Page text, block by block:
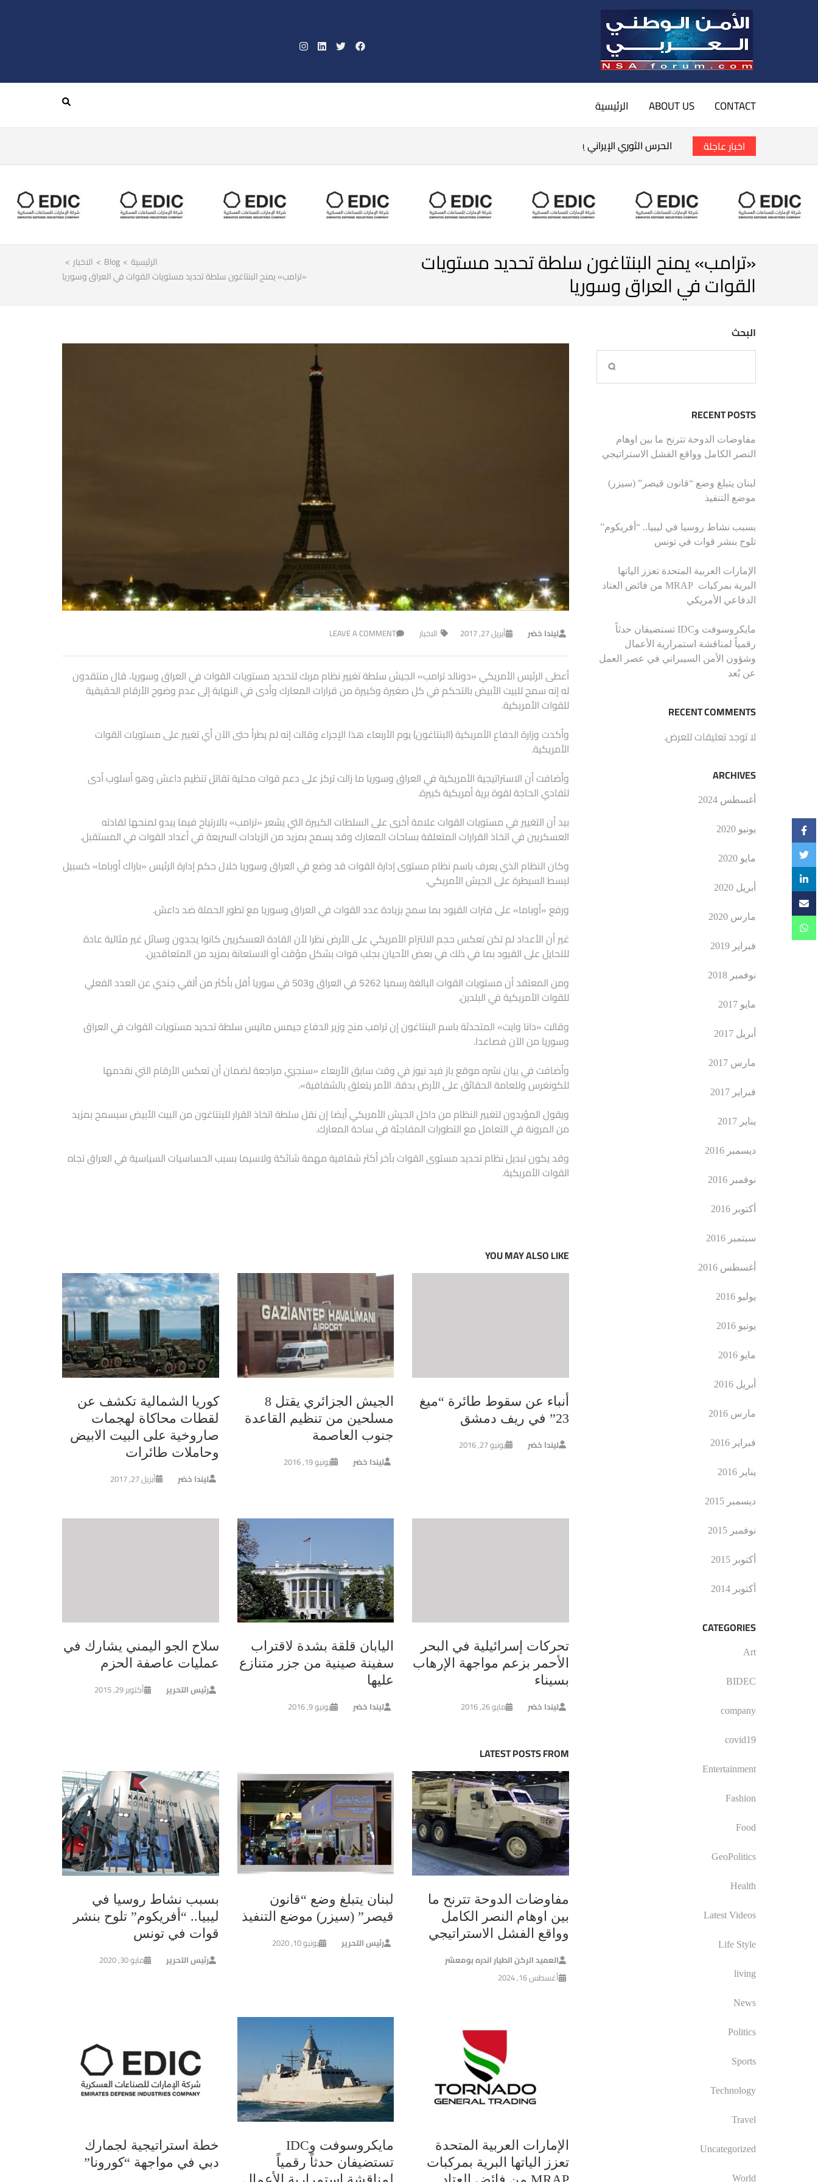
CONTACT
ABOUT US الرئيسية
اخبار عاجلة الحرس الثوري الإيراني يتوعد بقصف السفن الأمريكية في الخليج العربي
الرئيسية >
Blog
> الاخبار >
«ترامب» يمنح البنتاغون سلطة تحديد مستويات القوات في العراق وسوريا
«ترامب» يمنح البنتاغون سلطة تحديد مستويات
القوات في العراق وسوريا
ليندا خضر أبريل 27, 2017 الاخبار LEAVE A COMMENT
أعطى الرئيس الأمريكي «دونالد ترامب» الجيش سلطة تغيير نظام مربك لتحديد مستويات القوات في العراق وسوريا، قال منتقدون
له إنه سمح للبيت الأبيض بالتحكم في كل صغيرة وكبيرة من قرارات المعارك وأدى في النهاية إلى عدم وضوح الأرقام الحقيقية
للقوات الأمريكية.
وأكدت وزارة الدفاع الأمريكية (البنتاغون) يوم الأربعاء هذا الإجراء وقالت إنه لم يطرأ حتى الآن أي تغيير على مستويات القوات
الأمريكية.
وأضافت أن الاستراتيجية الأمريكية في العراق وسوريا ما زالت تركز على دعم قوات محلية تقاتل تنظيم داعش وهو أسلوب أدى
لتفادي الحاجة لقوة برية أمريكية كبيرة.
بيد أن التغيير في مستويات القوات علامة أخرى على السلطات الكبيرة التي يشعر «ترامب» بالارتياح فيما يبدو لمنحها لقادته
العسكريين في اتخاذ القرارات المتعلقة بساحات المعارك وقد يسمح بمزيد من الزيادات السريعة في أعداد القوات في المستقبل.
وكان النظام الذي يعرف باسم نظام مستوى إدارة القوات قد وضع في العراق وسوريا خلال حكم إدارة الرئيس «باراك أوباما» كسبيل
لبسط السيطرة على الجيش الأمريكي.
ورفع «أوباما» على فترات القيود بما سمح بزيادة عدد القوات في العراق وسوريا مع تطور الحملة ضد داعش.
غير أن الأعداد لم تكن تعكس حجم الالتزام الأمريكي على الأرض نظرا لأن القادة العسكريين كانوا يجدون وسائل غير مثالية عادة
للتحايل على القيود بما في ذلك في بعض الأحيان بجلب قوات بشكل مؤقت أو الاستعانة بمزيد من المتعاقدين.
ومن المعتقد أن مستويات القوات البالغة رسميا 5262 في العراق و503 في سوريا أقل بأكثر من ألفي جندي عن العدد الفعلي
للقوات الأمريكية في البلدين.
وقالت «دانا وايت» المتحدثة باسم البنتاغون إن ترامب منح وزير الدفاع جيمس ماتيس سلطة تحديد مستويات القوات في العراق
وسوريا من الآن فصاعدا.
وأضافت في بيان نشره موقع باز فيد نيوز في وقت سابق الأربعاء «سنجري مراجعة لضمان أن تعكس الأرقام التي نقدمها
للكونغرس وللعامة الحقائق على الأرض بدقة. الأمر يتعلق بالشفافية».
ويقول المؤيدون لتغيير النظام من داخل الجيش الأمريكي أيضا إن نقل سلطة اتخاذ القرار للبنتاغون من البيت الأبيض سيسمح بمزيد
من المرونة في التعامل مع التطورات المفاجئة في ساحة المعارك.
وقد يكون تبديل نظام تحديد مستوى القوات بآخر أكثر شفافية مهمة شائكة ولاسيما بسبب الحساسيات السياسية في العراق تجاه
القوات الأمريكية.
YOU MAY ALSO LIKE
أنباء عن سقوط طائرة “ميغ
23” في ريف دمشق
ليندا خضر يونيو 27, 2016
الجيش الجزائري يقتل 8
مسلحين من تنظيم القاعدة
جنوب العاصمة
ليندا خضر يونيو 19, 2016
كوريا الشمالية تكشف عن
لقطات محاكاة لهجمات
صاروخية على البيت الابيض
وحاملات طائرات
ليندا خضر أبريل 27, 2017
تحركات إسرائيلية في البحر
الأحمر بزعم مواجهة الإرهاب
بسيناء
ليندا خضر مايو 26, 2016
اليابان قلقة بشدة لاقتراب
سفينة صينية من جزر متنازع
عليها
ليندا خضر يونيو 9, 2016
سلاح الجو اليمني يشارك في
عمليات عاصفة الحزم
رئيس التحرير أكتوبر 29, 2015
LATEST POSTS FROM
مفاوضات الدوحة تترنح ما
بين اوهام النصر الكامل
وواقع الفشل الاستراتيجي
العميد الركن الطيار اندره بومعشر
أغسطس 16, 2024
لبنان يتبلغ وضع “قانون
قيصر” (سيزر) موضع التنفيذ
رئيس التحرير يونيو 10, 2020
بسبب نشاط روسيا في
ليبيا.. “أفريكوم” تلوح بنشر
قوات في تونس
رئيس التحرير مايو 30, 2020
الإمارات العربية المتحدة
تعزز الياتها البرية بمركبات
مايكروسوفت وIDC
تستضيفان حدثاً رقمياً
خطة استراتيجية لجمارك
دبي في مواجهة “كورونا”
البحث
RECENT POSTS
مفاوضات الدوحة تترنح ما بين اوهام
النصر الكامل وواقع الفشل الاستراتيجي
لبنان يتبلغ وضع “قانون قيصر” (سيزر)
موضع التنفيذ
بسبب نشاط روسيا في ليبيا.. “أفريكوم”
تلوح بنشر قوات في تونس
الإمارات العربية المتحدة تعزز الياتها
البرية بمركبات MRAP من فائض العتاد
الدفاعي الأمريكي
مايكروسوفت وIDC تستضيفان حدثاً
رقمياً لمناقشة استمرارية الأعمال
وشؤون الأمن السيبراني في عصر العمل
عن بُعد
RECENT COMMENTS
لا توجد تعليقات للعرض.
ARCHIVES
أغسطس 2024
يونيو 2020
مايو 2020
أبريل 2020
مارس 2020
فبراير 2019
نوفمبر 2018
مايو 2017
أبريل 2017
مارس 2017
فبراير 2017
يناير 2017
ديسمبر 2016
نوفمبر 2016
أكتوبر 2016
سبتمبر 2016
أغسطس 2016
يوليو 2016
يونيو 2016
مايو 2016
أبريل 2016
مارس 2016
فبراير 2016
يناير 2016
ديسمبر 2015
نوفمبر 2015
أكتوبر 2015
أكتوبر 2014
CATEGORIES
Art
BIDEC
company
covid19
Entertainment
Fashion
Food
GeoPolitics
Health
Latest Videos
Life Style
living
News
Politics
Sports
Technology
Travel
Uncategorized
World